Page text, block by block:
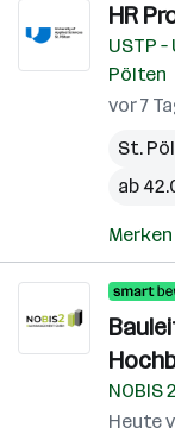
HR
USTP
Pölten
vor 7
St.
ab
Merken
NOBIS
Heute